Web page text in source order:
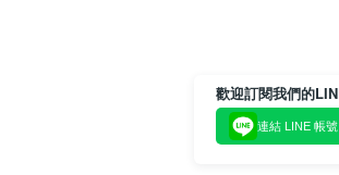
連結 LINE 帳號